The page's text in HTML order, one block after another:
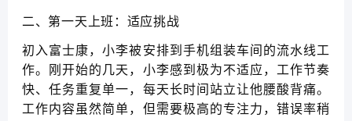
二、第一天上班：适应挑战
初入富士康，小李被安排到手机组装车间的流水线工
作。刚开始的几天，小李感到极为不适应，工作节奏
快、任务重复单一，每天长时间站立让他腰酸背痛。
工作内容虽然简单，但需要极高的专注力，错误率稍